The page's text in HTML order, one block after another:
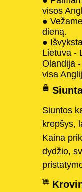
visos
●
dieną.
●
Lietuva -
Olandija
visa
Siuntos
krepšys,
Kaina
dydžio,